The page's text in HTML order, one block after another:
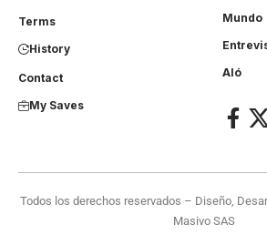
Terms
History
Contact
My Saves
Mundo
Aló
Todos los derechos reservados – Diseño,
Masivo SAS